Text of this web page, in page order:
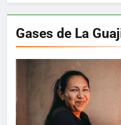
Gases de La